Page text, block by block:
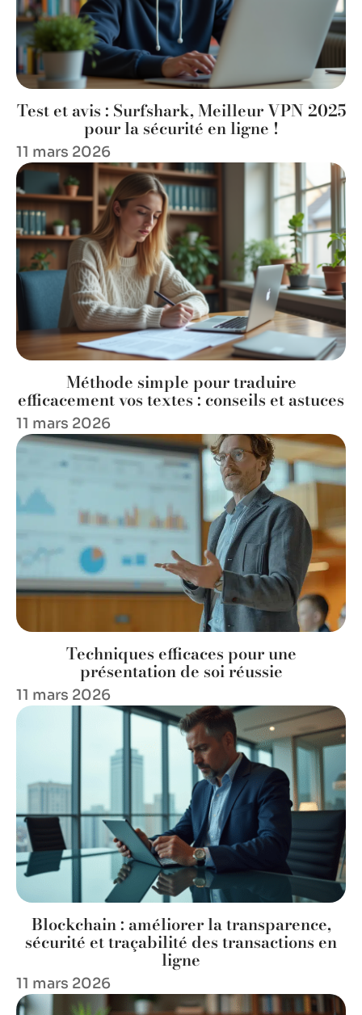
Test et avis : Surfshark, Meilleur VPN 2025
pour la sécurité en ligne !
11 mars 2026
Méthode simple pour traduire
efficacement vos textes : conseils et astuces
11 mars 2026
Techniques efficaces pour une
présentation de soi réussie
11 mars 2026
Blockchain : améliorer la transparence,
sécurité et traçabilité des transactions en
ligne
11 mars 2026